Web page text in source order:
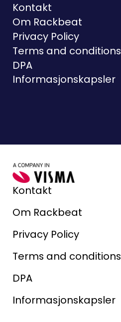
Kontakt
Om Rackbeat
Privacy Policy
Terms and conditions
DPA
Informasjonskapsler
Kontakt
Om Rackbeat
Privacy Policy
Terms and conditions
DPA
Informasjonskapsler